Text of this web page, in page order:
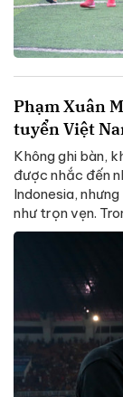
Phạm Xuân
tuyển Việt
Không ghi bàn,
được nhắc đến
Indonesia,
như trọn vẹn.